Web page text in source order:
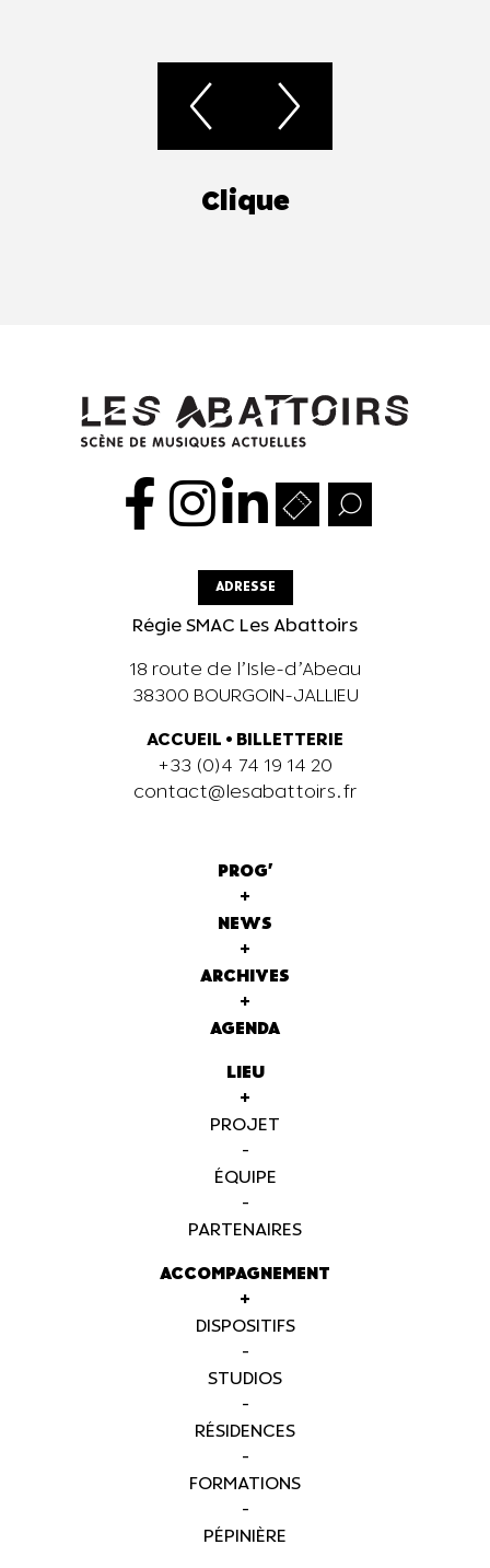
Clique
ADRESSE
Régie SMAC Les Abattoirs
18 route de l’Isle-d’Abeau
38300 BOURGOIN-JALLIEU
ACCUEIL • BILLETTERIE
+33 (0)4 74 19 14 20
contact@lesabattoirs.fr
PROG'
+
NEWS
+
ARCHIVES
+
AGENDA
LIEU
+
PROJET
-
ÉQUIPE
-
PARTENAIRES
ACCOMPAGNEMENT
+
DISPOSITIFS
-
STUDIOS
-
RÉSIDENCES
-
FORMATIONS
-
PÉPINIÈRE